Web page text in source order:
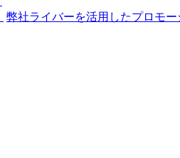
弊社ライバーを活用したプロモ